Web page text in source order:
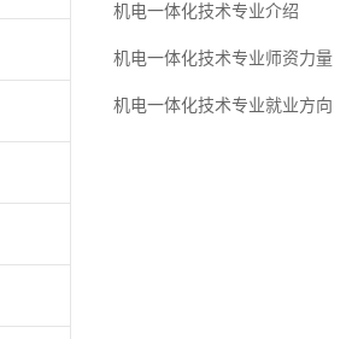
机电一体化技术专业介绍
机电一体化技术专业师资力量
机电一体化技术专业就业方向